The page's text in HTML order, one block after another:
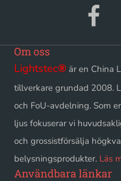
Om oss
Lightstec® är en China
tillverkare grundad 2008.
och FoU-avdelning. Som
ljus fokuserar vi
och grossistförsälja
belysningsprodukter. Läs
Användbara länkar